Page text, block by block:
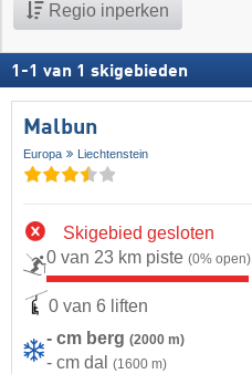
Regio inperken
1 -1 van 1 skigebieden
Malbun
Europa Liechtenstein
Skigebied gesloten
0 van 23 km piste (0% open)
0 van 6 liften
- cm berg (2000 m)
- cm dal (1600 m)